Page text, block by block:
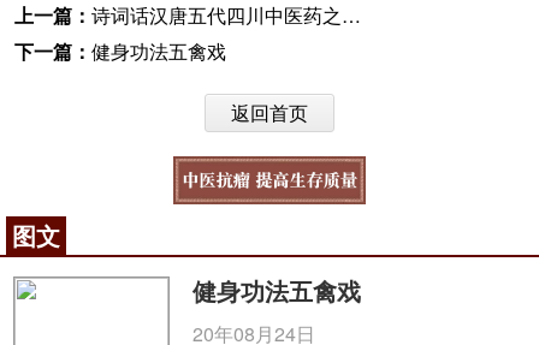
上一篇： 诗词话汉唐五代四川中医药之辉煌
下一篇： 健身功法五禽戏
返回首页
图文
健身功法五禽戏
20年08月24日